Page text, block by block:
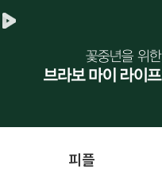
피플